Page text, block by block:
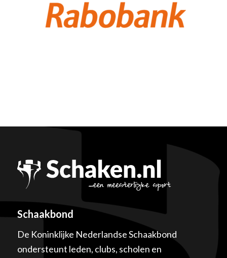
Schaakbond
De Koninklijke Nederlandse Schaakbond
ondersteunt leden, clubs, scholen en